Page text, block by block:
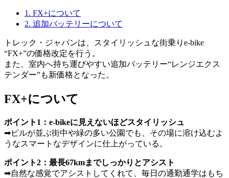
1. FX+について
2. 追加バッテリーについて
トレック・ジャパンは、スタイリッシュな街乗りe-bike
“FX+”の価格改定を行う。
また、室内へ持ち運びやすい追加バッテリー“レンジエクス
テンダー”も新価格となった。
FX+について
ポイント1：e-bikeに見えないほどスタイリッシュ
➡ビルが並ぶ街中や緑の多い公園でも、その場に溶け込むよ
うなスマートなデザインに仕上がっている。
ポイント2：最長67kmまでしっかりとアシスト
➡自然な感覚でアシストしてくれて、毎日の通勤通学はもち